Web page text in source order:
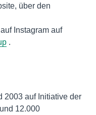
über den
Instagram auf
.
2003 auf Initiative der
12.000